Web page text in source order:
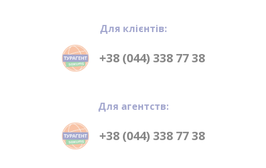
Для клієнтів:
+38 (044) 338 77 38
Для агентств:
+38 (044) 338 77 38